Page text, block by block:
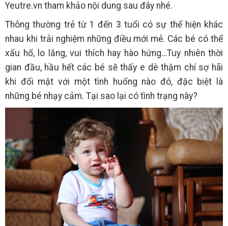
Yeutre.vn tham khảo nội dung sau đây nhé.
Thông thường trẻ từ 1 đến 3 tuổi có sự thể hiện khác
nhau khi trải nghiệm những điều mới mẻ. Các bé có thể
xấu hổ, lo lắng, vui thích hay hào hứng…Tuy nhiên thời
gian đầu, hầu hết các bé sẽ thấy e dè thậm chí sợ hãi
khi đối mặt với một tình huống nào đó, đặc biệt là
những bé nhạy cảm. Tại sao lại có tình trạng này?